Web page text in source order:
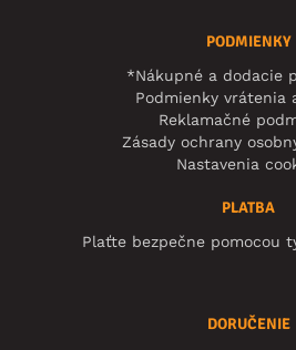
PODMIENKY
*Nákupné a dodacie
Podmienky vrátenia
Reklamačné
Zásady ochrany
Nastavenia
PLATBA
Plaťte bezpečne pomocou
DORUČENIE